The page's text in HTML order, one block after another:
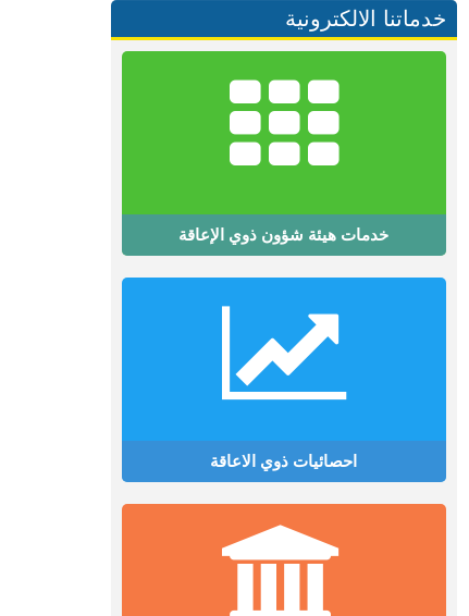
خدماتنا الالكترونية
خدمات هيئة شؤون ذوي الإعاقة
احصائيات ذوي الاعاقة